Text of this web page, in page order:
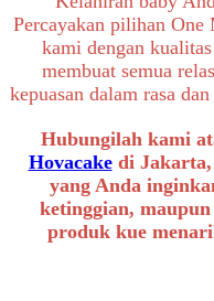
Percayakan pilihan
kami dengan
membuat semua
kepuasan dalam rasa
Hubungilah kami
Hovacakedi Jakarta,
yang Anda
ketinggian,
produk kue